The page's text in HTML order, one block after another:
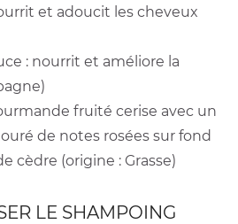
et adoucit les cheveux
: nourrit et améliore la
fruité cerise avec un
de notes rosées sur fond
cèdre (origine : Grasse)
LE SHAMPOING